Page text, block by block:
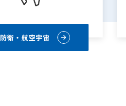
防衛・航空宇宙